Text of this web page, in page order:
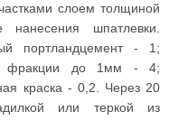
слоем толщиной
шпатлевки.
портландцемент - 1;
фракции до 1мм - 4;
краска - 0,2. Через 20
или теркой из